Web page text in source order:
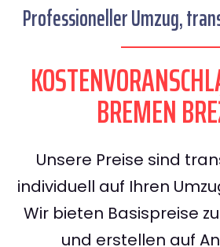
Professioneller Umzug,
BREMEN
Unsere Preise sind
individuell auf Ihren
Wir bieten Basispreise
und erstellen auf